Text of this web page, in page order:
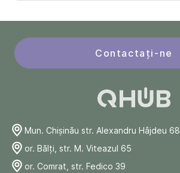
Contactați-ne
Mun. Chişinău str. Alexandru Hâjdeu 68
or. Bălți, str. M. Viteazul 65
or. Comrat, str. Fedico 39